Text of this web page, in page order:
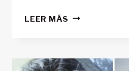
LEER MÁS 🎬
Y